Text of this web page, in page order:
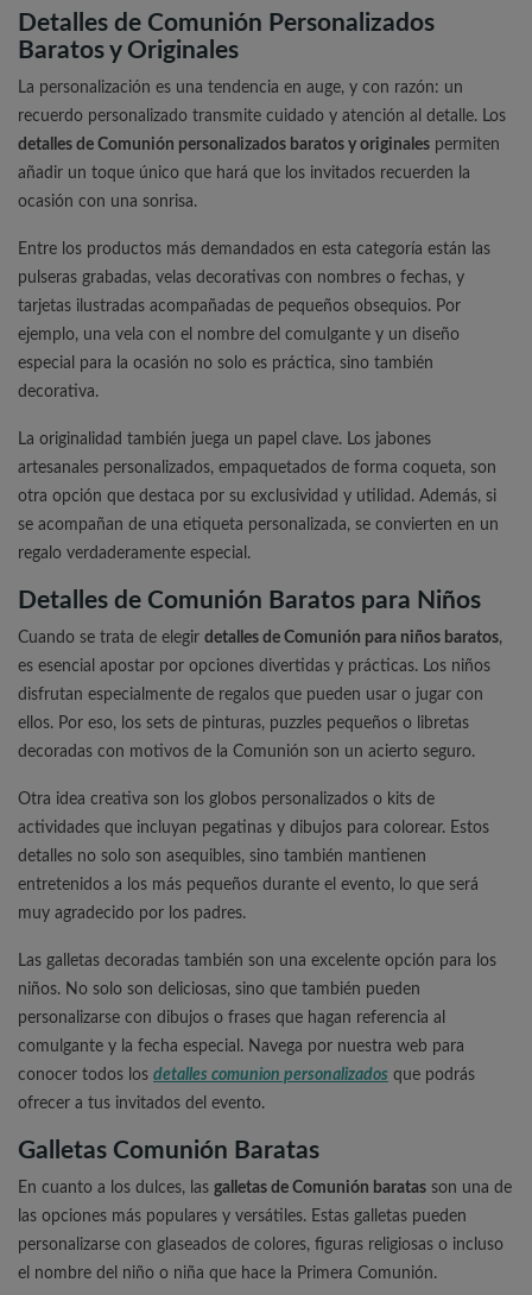
Detalles de Comunión Personalizados
Baratos y Originales
La personalización es una tendencia en auge, y con razón: un
recuerdo personalizado transmite cuidado y atención al detalle. Los
detalles de Comunión personalizados baratos y originales permiten
añadir un toque único que hará que los invitados recuerden la
ocasión con una sonrisa.
Entre los productos más demandados en esta categoría están las
pulseras grabadas, velas decorativas con nombres o fechas, y
tarjetas ilustradas acompañadas de pequeños obsequios. Por
ejemplo, una vela con el nombre del comulgante y un diseño
especial para la ocasión no solo es práctica, sino también
decorativa.
La originalidad también juega un papel clave. Los jabones
artesanales personalizados, empaquetados de forma coqueta, son
otra opción que destaca por su exclusividad y utilidad. Además, si
se acompañan de una etiqueta personalizada, se convierten en un
regalo verdaderamente especial.
Detalles de Comunión Baratos para Niños
Cuando se trata de elegir detalles de Comunión para niños baratos,
es esencial apostar por opciones divertidas y prácticas. Los niños
disfrutan especialmente de regalos que pueden usar o jugar con
ellos. Por eso, los sets de pinturas, puzzles pequeños o libretas
decoradas con motivos de la Comunión son un acierto seguro.
Otra idea creativa son los globos personalizados o kits de
actividades que incluyan pegatinas y dibujos para colorear. Estos
detalles no solo son asequibles, sino también mantienen
entretenidos a los más pequeños durante el evento, lo que será
muy agradecido por los padres.
Las galletas decoradas también son una excelente opción para los
niños. No solo son deliciosas, sino que también pueden
personalizarse con dibujos o frases que hagan referencia al
comulgante y la fecha especial. Navega por nuestra web para
conocer todos los detalles comunion personalizados que podrás
ofrecer a tus invitados del evento.
Galletas Comunión Baratas
En cuanto a los dulces, las galletas de Comunión baratas son una de
las opciones más populares y versátiles. Estas galletas pueden
personalizarse con glaseados de colores, figuras religiosas o incluso
el nombre del niño o niña que hace la Primera Comunión.